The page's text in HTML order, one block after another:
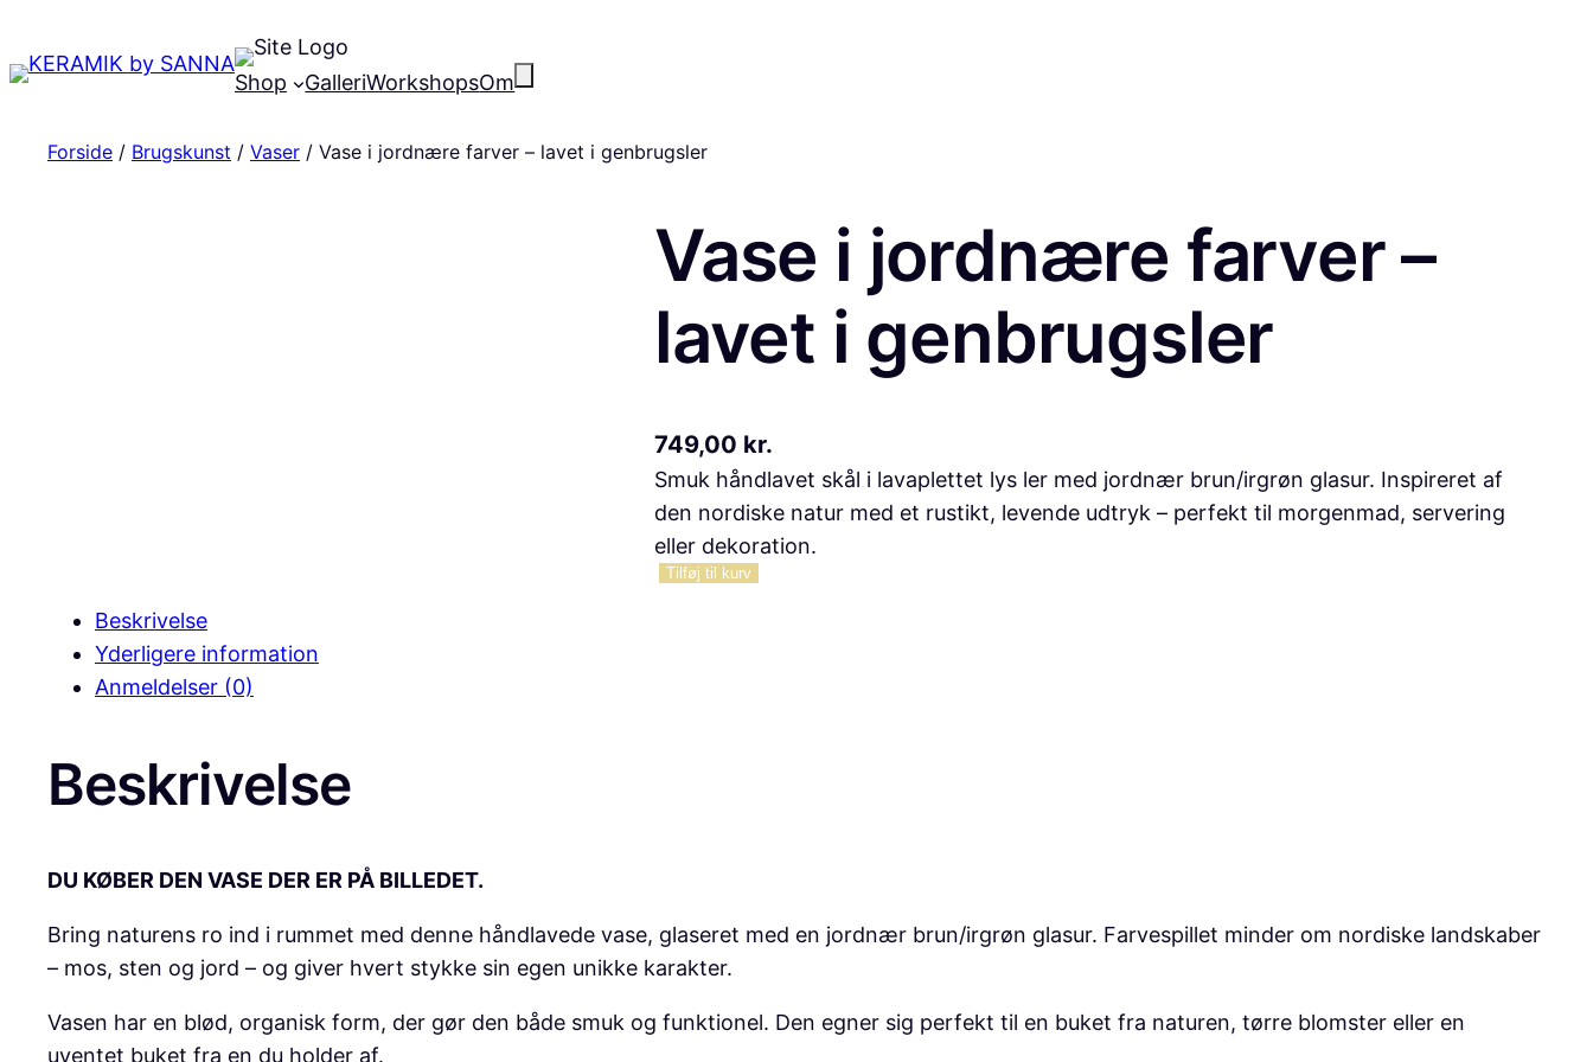
Shop GalleriWorkshopsOm
Forside / Brugskunst / Vaser / Vase i jordnære farver – lavet i genbrugsler
Vase i jordnære farver –
lavet i genbrugsler
749,00 kr.
Smuk håndlavet skål i lavaplettet lys ler med jordnær brun/irgrøn glasur. Inspireret af
den nordiske natur med et rustikt, levende udtryk – perfekt til morgenmad, servering
eller dekoration.
V
r
e
Tilføj til kurv
Beskrivelse
Yderligere information
Anmeldelser (0)
Beskrivelse
DU KØBER DEN VASE DER ER PÅ BILLEDET.
Bring naturens ro ind i rummet med denne håndlavede vase, glaseret med en jordnær brun/irgrøn glasur. Farvespillet minder om nordiske landskaber
– mos, sten og jord – og giver hvert stykke sin egen unikke karakter.
Vasen har en blød, organisk form, der gør den både smuk og funktionel. Den egner sig perfekt til en buket fra naturen, tørre blomster eller en
uventet buket fra en du holder af.